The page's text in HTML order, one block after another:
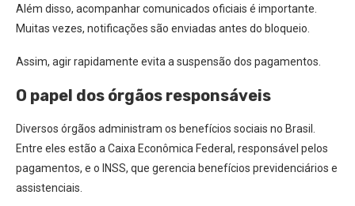
Além disso, acompanhar comunicados oficiais é importante.
Muitas vezes, notificações são enviadas antes do bloqueio.
Assim, agir rapidamente evita a suspensão dos pagamentos.
O papel dos órgãos responsáveis
Diversos órgãos administram os benefícios sociais no Brasil.
Entre eles estão a Caixa Econômica Federal, responsável pelos
pagamentos, e o INSS, que gerencia benefícios previdenciários e
assistenciais.